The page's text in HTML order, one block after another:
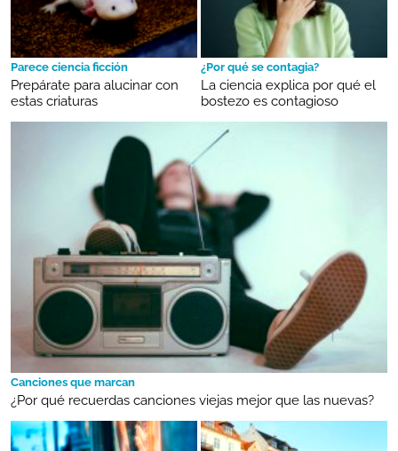
Parece ciencia ficción
Prepárate para alucinar con
estas criaturas
¿Por qué se contagia?
La ciencia explica por qué el
bostezo es contagioso
Canciones que marcan
¿Por qué recuerdas canciones viejas mejor que las nuevas?